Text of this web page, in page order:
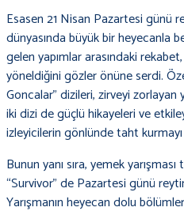
Esasen 21 Nisan Pazartesi günü
dünyasında büyük bir heyecanla
gelen yapımlar arasındaki
yöneldiğini gözler önüne serdi.
Goncalar” dizileri, zirveyi
iki dizi de güçlü hikayeleri ve
izleyicilerin gönlünde taht kurmayı
Bunun yanı sıra, yemek
“Survivor” de Pazartesi günü
Yarışmanın heyecan dolu